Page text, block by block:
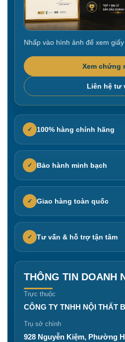
Nhấp vào hình ảnh để xem
Xem chứng
Liên hệ tư
✓ 100% hàng chính hãng
✓ Bảo hành minh bạch
✓ Giao hàng toàn quốc
✓ Tư vấn & hỗ trợ tận tâm
THÔNG TIN DOANH
Trực thuộc
CÔNG TY TNHH NỘI THẤT
Trụ sở chính
928 Nguyễn Kiệm, Phường